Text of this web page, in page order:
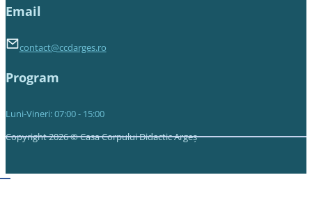
Email
contact@ccdarges.ro
Program
Luni-Vineri: 07:00 - 15:00
Copyright 2026 © Casa Corpului Didactic Argeș